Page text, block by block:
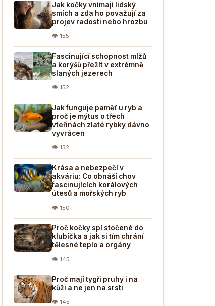
Jak kočky vnímají lidský
smích a zda ho považují za
projev radosti nebo hrozbu
👁 155
Fascinující schopnost mlžů
a korýšů přežít v extrémně
slaných jezerech
👁 152
Jak funguje paměť u ryb a
proč je mýtus o třech
vteřinách zlaté rybky dávno
vyvrácen
👁 152
Krása a nebezpečí v
akváriu: Co obnáší chov
fascinujících korálových
útesů a mořských ryb
👁 150
Proč kočky spí stočené do
klubíčka a jak si tím chrání
tělesné teplo a orgány
👁 145
Proč mají tygři pruhy i na
kůži a ne jen na srsti
👁 145